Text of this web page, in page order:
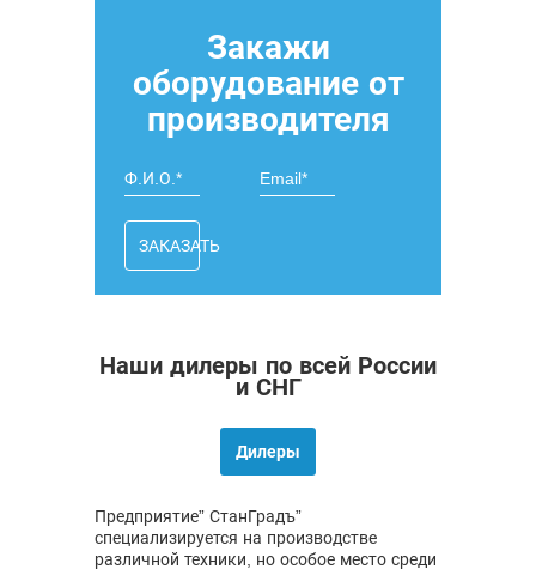
Закажи
оборудование от
производителя
ЗАКАЗАТЬ
Наши дилеры по всей России
и СНГ
Дилеры
Предприятие” СтанГрадъ”
специализируется на производстве
различной техники, но особое место среди